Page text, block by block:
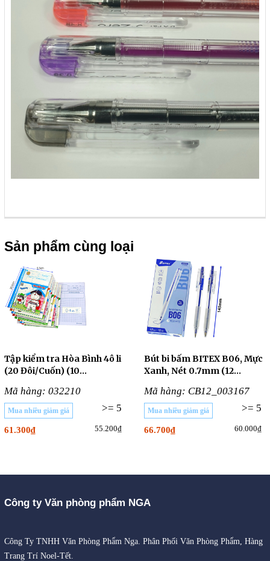
Sản phẩm cùng loại
Tập kiểm tra Hòa Bình 4ô li
(20 Đôi/Cuốn) (10
Mã hàng: 032210
>= 5
Mua nhiều giảm giá
61.300₫ 55.200₫
Bút bi bấm BITEX B06, Mực
Xanh, Nét 0.7mm (12
Mã hàng: CB12_003167
>= 5
Mua nhiều giảm giá
66.700₫ 60.000₫
Công ty Văn phòng phẩm NGA
Công Ty TNHH Văn Phòng Phẩm Nga. Phân Phối Văn Phòng Phẩm, Hàng
Trang Trí Noel-Tết.